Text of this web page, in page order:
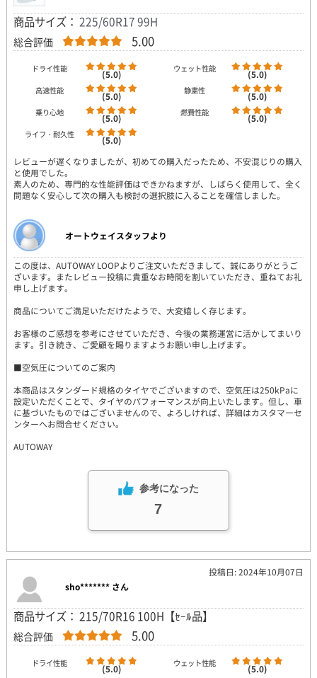
商品サイズ： 225/60R17 99H
総合評価 5.00
ドライ性能 (5.0) ウェット性能 (5.0)
高速性能 (5.0) 静粛性 (5.0)
乗り心地 (5.0) 燃費性能 (5.0)
ライフ・耐久性
(5.0)
レビューが遅くなりましたが、初めての購入だったため、不安混じりの購入
と使用でした。
素人のため、専門的な性能評価はできかねますが、しばらく使用して、全く
問題なく安心して次の購入も検討の選択肢に入ることを確信しました。
オートウェイスタッフより
この度は、AUTOWAY LOOPよりご注文いただきまして、誠にありがとうご
ざいます。またレビュー投稿に貴重なお時間を割いていただき、重ねてお礼
申し上げます。
商品についてご満足いただけたようで、大変嬉しく存じます。
お客様のご感想を参考にさせていただき、今後の業務運営に活かしてまいり
ます。引き続き、ご愛顧を賜りますようお願い申し上げます。
■空気圧についてのご案内
本商品はスタンダード規格のタイヤでございますので、空気圧は250kPaに
設定いただくことで、タイヤのパフォーマンスが向上いたします。但し、車
に基づいたものではございませんので、よろしければ、詳細はカスタマーセ
ンターへお問合せください。
AUTOWAY
参考になった
7
投稿日: 2024年10月07日
sho******* さん
商品サイズ： 215/70R16 100H【ｾｰﾙ品】
総合評価 5.00
ドライ性能 (5.0) ウェット性能 (5.0)